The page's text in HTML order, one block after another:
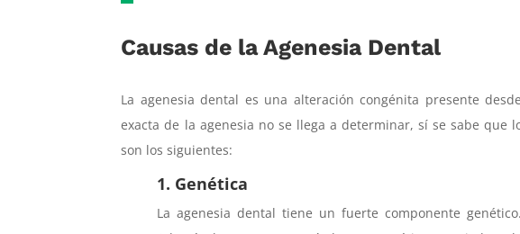
Causas de la Agenesia Dental
La agenesia dental es una alteración congénita presente
exacta de la agenesia no se llega a determinar, sí se sabe que
son los siguientes:
1. Genética
La agenesia dental tiene un fuerte componente